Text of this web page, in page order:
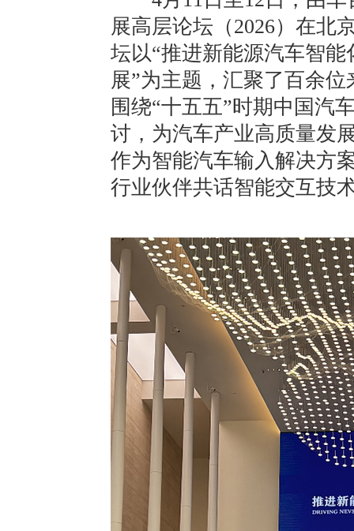
展高层论坛（2026）在北
坛以“推进新能源汽车智
展”为主题，汇聚了百余
围绕“十五五”时期中国汽
讨，为汽车产业高质量发
作为智能汽车输入解决方
行业伙伴共话智能交互技